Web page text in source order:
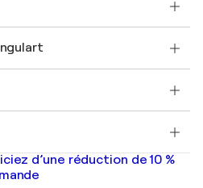
commercial
original
d’une réduction de 10 %